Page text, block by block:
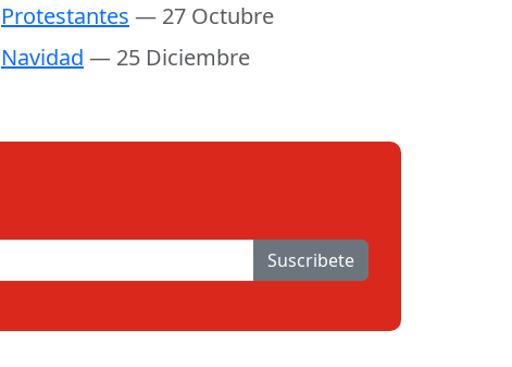
Protestantes — 27 Octubre
Navidad — 25 Diciembre
Suscribete